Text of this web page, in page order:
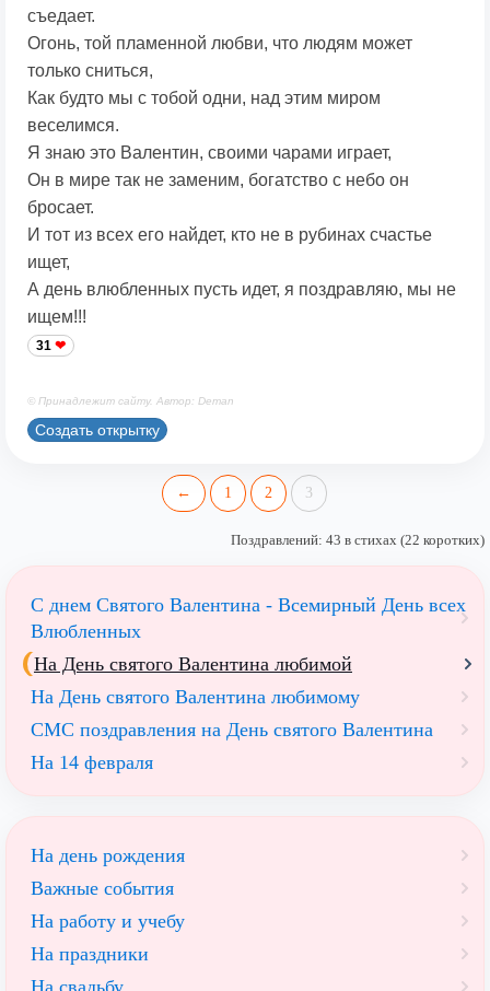
съедает.
Огонь, той пламенной любви, что людям может
только сниться,
Как будто мы с тобой одни, над этим миром
веселимся.
Я знаю это Валентин, своими чарами играет,
Он в мире так не заменим, богатство с небо он
бросает.
И тот из всех его найдет, кто не в рубинах счастье
ищет,
А день влюбленных пусть идет, я поздравляю, мы не
ищем!!!
31
© Принадлежит сайту. Автор: Deman
Создать открытку
← 1 2 3
Поздравлений: 43 в стихах (22 коротких)
С днем Святого Валентина - Всемирный День всех
Влюбленных
На День святого Валентина любимой
На День святого Валентина любимому
СМС поздравления на День святого Валентина
На 14 февраля
На день рождения
Важные события
На работу и учебу
На праздники